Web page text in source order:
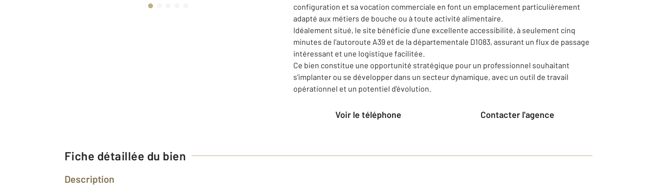
configuration et sa vocation commerciale en font un emplacement particulièrement
adapté aux métiers de bouche ou à toute activité alimentaire.
Idéalement situé, le site bénéficie d'une excellente accessibilité, à seulement cinq
minutes de l'autoroute A39 et de la départementale D1083, assurant un flux de passage
intéressant et une logistique facilitée.
Ce bien constitue une opportunité stratégique pour un professionnel souhaitant
s'implanter ou se développer dans un secteur dynamique, avec un outil de travail
opérationnel et un potentiel d'évolution.
Voir le téléphone Contacter l'agence
Fiche détaillée du bien
Description